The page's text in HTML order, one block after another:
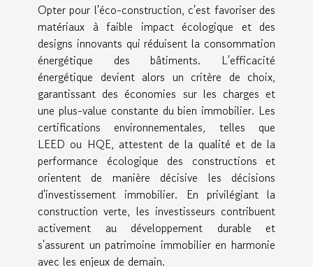
Opter pour l'éco-construction, c'est favoriser des
matériaux à faible impact écologique et des
designs innovants qui réduisent la consommation
énergétique des bâtiments. L'efficacité
énergétique devient alors un critère de choix,
garantissant des économies sur les charges et
une plus-value constante du bien immobilier. Les
certifications environnementales, telles que
LEED ou HQE, attestent de la qualité et de la
performance écologique des constructions et
orientent de manière décisive les décisions
d'investissement immobilier. En privilégiant la
construction verte, les investisseurs contribuent
activement au développement durable et
s'assurent un patrimoine immobilier en harmonie
avec les enjeux de demain.